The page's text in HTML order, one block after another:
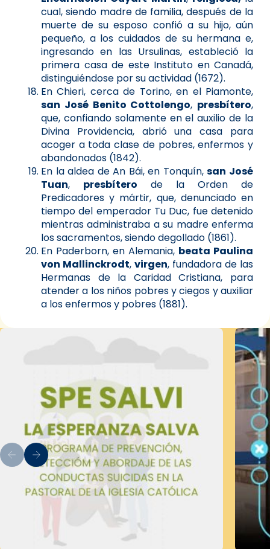
cual, siendo madre de familia, después de la
muerte de su esposo confió a su hijo, aún
pequeño, a los cuidados de su hermana e,
ingresando en las Ursulinas, estableció la
primera casa de este Instituto en Canadá,
distinguiéndose por su actividad (1672).
En Chieri, cerca de Torino, en el Piamonte,
san José Benito Cottolengo, presbítero,
que, confiando solamente en el auxilio de la
Divina Providencia, abrió una casa para
acoger a toda clase de pobres, enfermos y
abandonados (1842).
En la aldea de An Bái, en Tonquín,san José
Tuan, presbítero de la Orden de
Predicadores y mártir, que, denunciado en
tiempo del emperador Tu Duc, fue detenido
mientras administraba a su madre enferma
los sacramentos, siendo degollado (1861).
En Paderborn, en Alemania, beata Paulina
von Mallinckrodt, virgen, fundadora de las
Hermanas de la Caridad Cristiana, para
atender a los niños pobres y ciegos y auxiliar
a los enfermos y pobres (1881).